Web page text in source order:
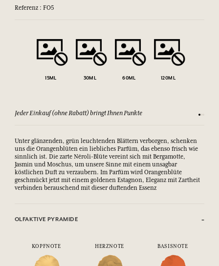
Referenz : FO5
15ML 30ML 60ML 120ML
Jeder Einkauf (ohne Rabatt) bringt Ihnen Punkte Sehen
Unter glänzenden, grün leuchtenden Blättern verborgen, schenken
uns die Orangenblüten ein liebliches Parfüm, das ebenso frisch wie
sinnlich ist. Die zarte Néroli-Blüte vereint sich mit Bergamotte,
Jasmin und Moschus, um unsere Sinne mit einem unsagbar
köstlichen Duft zu verzaubern. Im Parfüm wird Orangenblüte
geschmückt jetzt mit einem goldenen Estagnon, Eleganz mit Zartheit
verbinden berauschend mit dieser duftenden Essenz
OLFAKTIVE PYRAMIDE
KOPFNOTE HERZNOTE BASISNOTE